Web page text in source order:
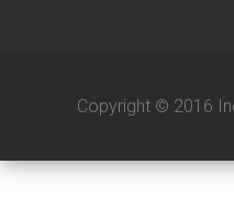
Copyright © 2016